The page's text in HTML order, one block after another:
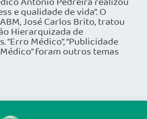
e qualidade de vida”. O
José Carlos Brito, tratou
Hierarquizada de
“Erro Médico”, “Publicidade
Médico” foram outros temas